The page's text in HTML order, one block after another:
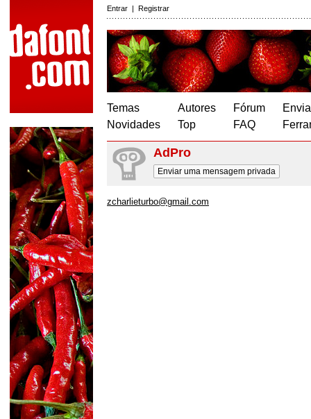
Entrar | Registrar
Temas
Novidades
Autores
Top
Fórum
FAQ
AdPro
Enviar uma mensagem privada
zcharlieturbo@gmail.com